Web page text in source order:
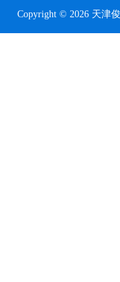
Copyright © 2026 天津